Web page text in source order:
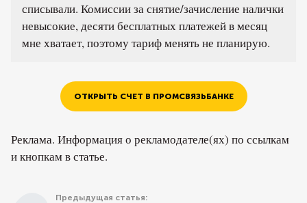
списывали. Комиссии за снятие/зачисление налички
невысокие, десяти бесплатных платежей в месяц
мне хватает, поэтому тариф менять не планирую.
ОТКРЫТЬ СЧЕТ В ПРОМСВЯЗЬБАНКЕ
Реклама. Информация о рекламодателе(ях) по ссылкам
и кнопкам в статье.
Предыдущая статья: